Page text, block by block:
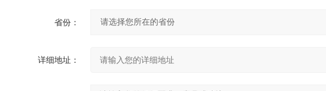
省份：
详细地址：